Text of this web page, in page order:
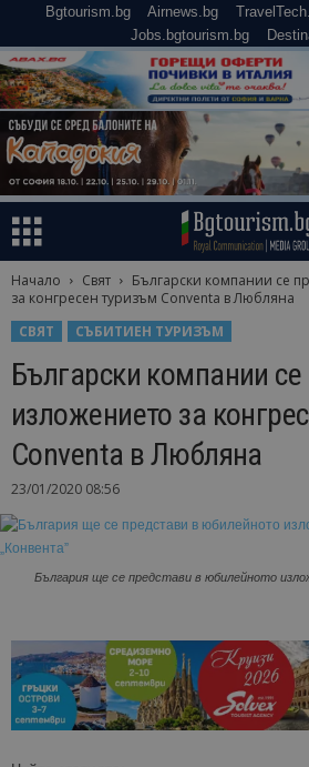
Bgtourism.bg Airnews.bg
Jobs.bgtourism.bg
Начало Свят
Български компании се
за конгресен туризъм Conventa в Любляна
СВЯТ
СЪБИТИЕН ТУРИЗЪМ
Български компании се
изложението за
Conventa в Любляна
23/01/2020 08:56
България ще се представи в юбилейното